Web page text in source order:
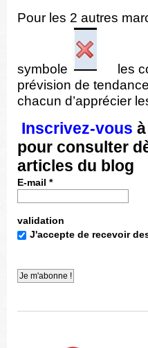
Pour les 2 autres
symbole
les
prévision de
chacun d’apprécier
Inscrivez-vous
pour consulter
articles du blog
E-mail *
validation
J'accepte de recevoir